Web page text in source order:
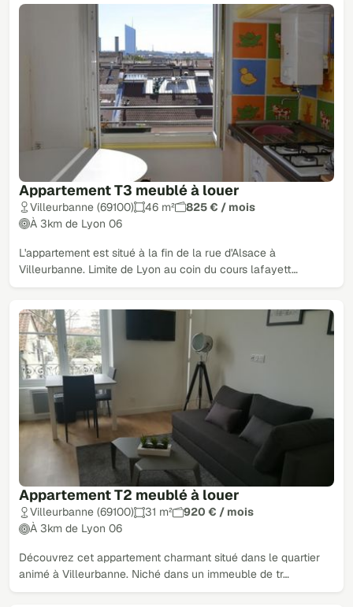
Appartement T3 meublé à louer
Villeurbanne (69100) 46 m²
825 € / mois
À 3km de Lyon 06
L'appartement est situé à la fin de la rue d'Alsace à
Villeurbanne. Limite de Lyon au coin du cours lafayett…
Appartement T2 meublé à louer
Villeurbanne (69100) 31 m²
920 € / mois
À 3km de Lyon 06
Découvrez cet appartement charmant situé dans le quartier
animé à Villeurbanne. Niché dans un immeuble de tr…